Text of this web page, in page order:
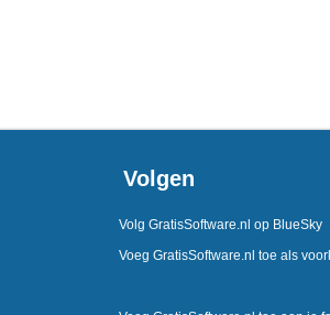
Volgen
Volg GratisSoftware.nl op BlueSky
Voeg GratisSoftware.nl toe als